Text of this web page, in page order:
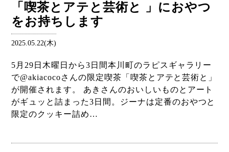
「喫茶とアテと芸術と 」におやつ
をお持ちします
2025.05.22(木)
5月29日木曜日から3日間本川町のラピスギャラリー
で@akiacocoさんの限定喫茶「喫茶とアテと芸術と」
が開催されます。 あきさんのおいしいものとアート
がギュッと詰まった3日間。ジーナは定番のおやつと
限定のクッキー詰め…